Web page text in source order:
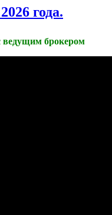
года.
ведущим брокером